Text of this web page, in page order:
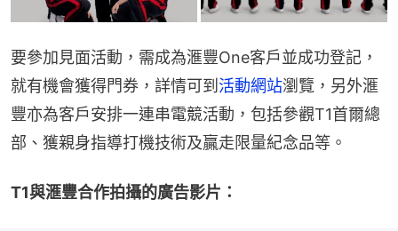
要參加見面活動，需成為滙豐One客戶並成功登記，
就有機會獲得門券，詳情可到 活動網站瀏覽，另外滙
豐亦為客戶安排一連串電競活動，包括參觀T1首爾總
部、獲親身指導打機技術及贏走限量紀念品等。
T1與滙豐合作拍攝的廣告影片：